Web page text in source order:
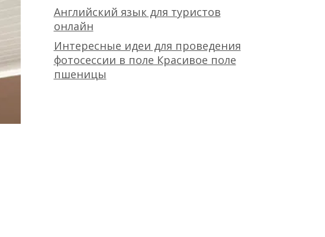
Английский язык для туристов
онлайн
Интересные идеи для проведения
фотосессии в поле Красивое поле
пшеницы